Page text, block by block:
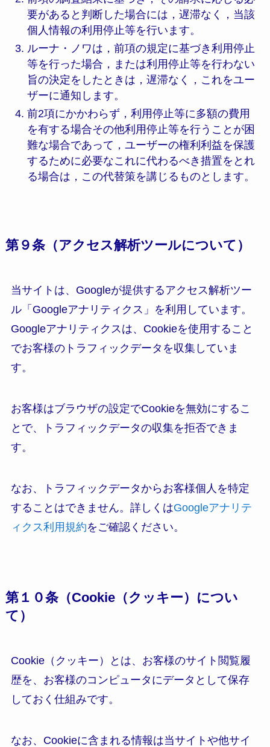
要があると判断した場合には，遅滞なく，当該
個人情報の利用停止等を行います。
ルーナ・ノワは，前項の規定に基づき利用停止
等を行った場合，または利用停止等を行わない
旨の決定をしたときは，遅滞なく，これをユー
ザーに通知します。
前2項にかかわらず，利用停止等に多額の費用
を有する場合その他利用停止等を行うことが困
難な場合であって，ユーザーの権利利益を保護
するために必要なこれに代わるべき措置をとれ
る場合は，この代替策を講じるものとします。
第９条（アクセス解析ツールについて）
当サイトは、Googleが提供するアクセス解析ツー
ル「Googleアナリティクス」を利用しています。
Googleアナリティクスは、Cookieを使用すること
でお客様のトラフィックデータを収集していま
す。
お客様はブラウザの設定でCookieを無効にするこ
とで、トラフィックデータの収集を拒否できま
す。
なお、トラフィックデータからお客様個人を特定
することはできません。詳しくはGoogleアナリテ
ィクス利用規約をご確認ください。
第１０条（Cookie（クッキー）につい
て）
Cookie（クッキー）とは、お客様のサイト閲覧履
歴を、お客様のコンピュータにデータとして保存
しておく仕組みです。
なお、Cookieに含まれる情報は当サイトや他サイ